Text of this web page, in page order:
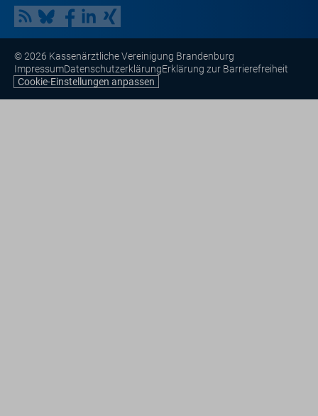
© 2026 Kassenärztliche Vereinigung Brandenburg
ImpressumDatenschutzerklärungErklärung zur Barrierefreiheit
Cookie-Einstellungen anpassen